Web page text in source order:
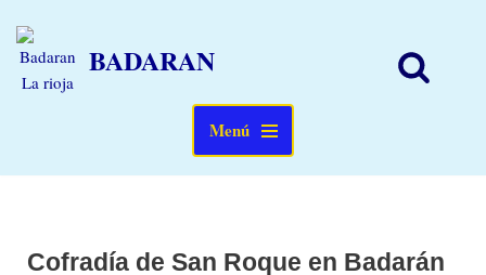
Saltar
al
BADARAN
Menú
Cofradía de San Roque en Badarán